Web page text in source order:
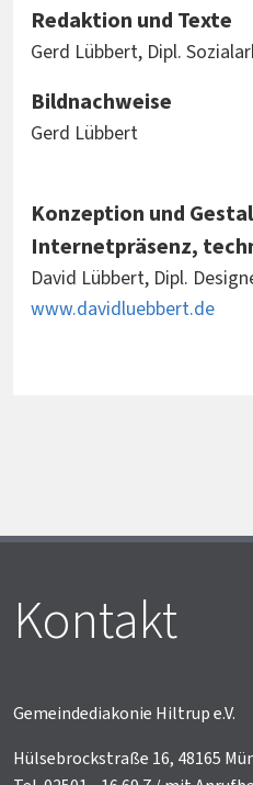
Redaktion und Texte
Gerd Lübbert, Dipl.
Bildnachweise
Gerd Lübbert
Konzeption und
Internetpräsenz,
David Lübbert, Dipl.
www.davidluebbert.de
Kontakt
Gemeindediakonie Hiltrup e.V.
Hülsebrockstraße 16, 48165